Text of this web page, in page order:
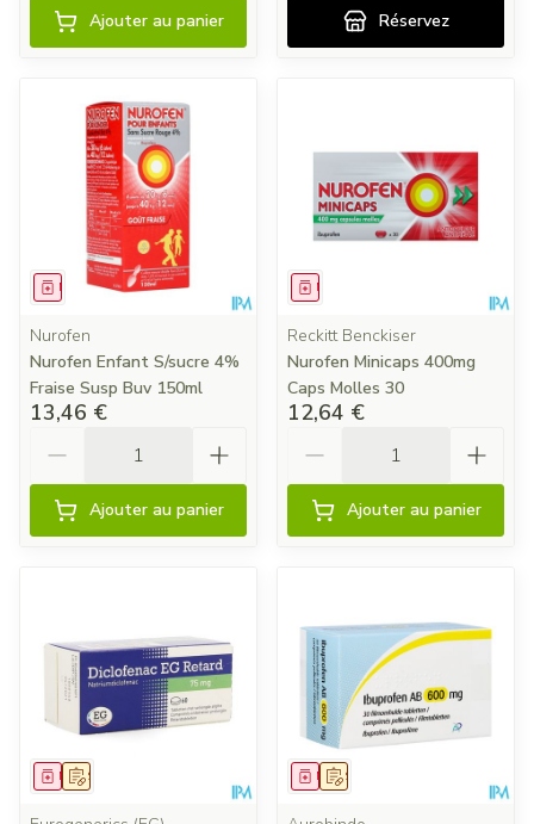
Ajouter au panier Réservez
Médicament
Nurofen
Nurofen Enfant S/sucre 4%
Fraise Susp Buv 150ml
13,46 €
Ajouter au panier
Médicament
Reckitt Benckiser
Nurofen Minicaps 400mg
Caps Molles 30
12,64 €
Ajouter au panier
Sur prescription
Médicament Sur prescription
Médicament